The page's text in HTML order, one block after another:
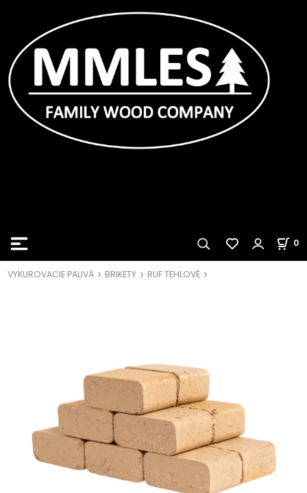
0
VYKUROVACIE PALIVÁ BRIKETY RUF TEHLOVÉ